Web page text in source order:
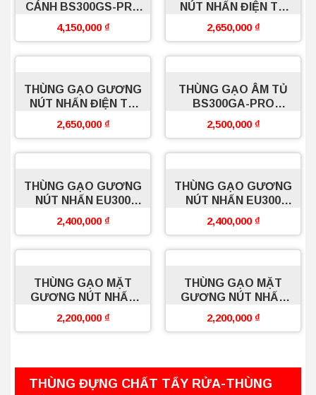
CÁNH BS300GS-PRO
BOSSEU
4,150,000 ₫
NÚT NHẤN ĐIỆN TỬ
EV300 SILVER
BOSSEU
2,650,000 ₫
THÙNG GẠO GƯƠNG
NÚT NHẤN ĐIỆN TỬ
EV300 BLACK
BOSSEU
2,650,000 ₫
THÙNG GẠO ÂM TỦ
BS300GA-PRO
BOSSEU
2,500,000 ₫
THÙNG GẠO GƯƠNG
NÚT NHẤN EU300
SILVER BOSSEU
2,400,000 ₫
THÙNG GẠO GƯƠNG
NÚT NHẤN EU300
BLACK BOSSEU
2,400,000 ₫
THÙNG GẠO MẶT
GƯƠNG NÚT NHẤN
BS250 BLACK
BOSSEU
2,200,000 ₫
THÙNG GẠO MẶT
GƯƠNG NÚT NHẤN
BS300 SILVER
BOSSEU
2,200,000 ₫
THÙNG ĐỰNG CHẤT TẨY RỬA-THÙNG